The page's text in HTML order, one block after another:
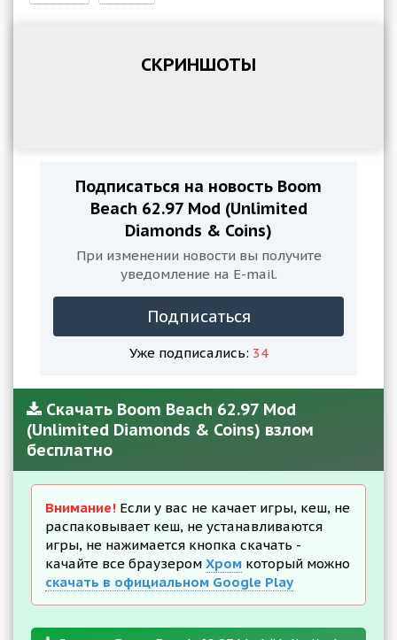
СКРИНШОТЫ
Подписаться на новость Boom
Beach 62.97 Mod (Unlimited
Diamonds & Coins)
При изменении новости вы получите
уведомление на E-mail.
Подписаться
Уже подписались: 34
Скачать Boom Beach 62.97 Mod
(Unlimited Diamonds & Coins) взлом
бесплатно
Внимание! Если у вас не качает игры, кеш, не
распаковывает кеш, не устанавливаются
игры, не нажимается кнопка скачать -
качайте все браузером Хром который можно
скачать в официальном Google Play